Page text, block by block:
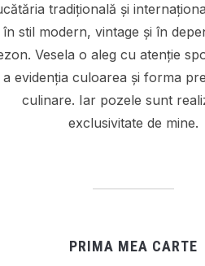
tradițională și
în stil modern, vintage și în
Vesela o aleg cu atenție
a evidenția culoarea și forma
culinare. Iar pozele sunt
exclusivitate de mine.
PRIMA MEA CARTE